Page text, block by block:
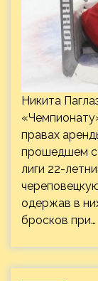
Никита
правах
прошедшем
лиги 22-
одержав в
бросков при…